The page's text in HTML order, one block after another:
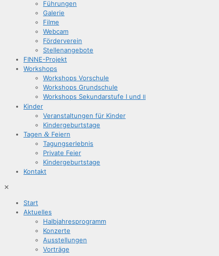
Füh­run­gen
Gale­rie
Fil­me
Web­cam
För­der­ver­ein
Stel­len­an­ge­bo­te
FIN­­NE-Pro­­jekt
Work­shops
Work­shops Vorschule
Work­shops Grundschule
Work­shops Sekun­dar­stu­fe I und II
Kin­der
Ver­an­stal­tun­gen für Kinder
Kin­der­ge­burts­ta­ge
Tagen & Feiern
Tagungs­er­leb­nis
Pri­va­te Feier
Kin­der­ge­burts­ta­ge
Kon­takt
✕
Start
Aktu­el­les
Halb­jah­res­pro­gramm
Kon­zer­te
Aus­stel­lun­gen
Vor­trä­ge